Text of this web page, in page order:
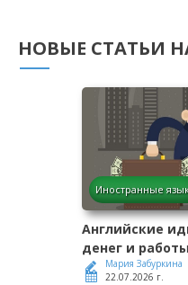
НОВЫЕ СТАТЬИ
Иностранные
Английские
денег и работы
Мария Забуркина
22.07.2026 г.